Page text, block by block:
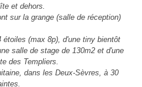
et dehors.
sur la grange (salle de réception)
(max 8p), d'une tiny bientôt
salle de stage de 130m2 et d'une
des Templiers.
dans les Deux-Sèvres, à 30